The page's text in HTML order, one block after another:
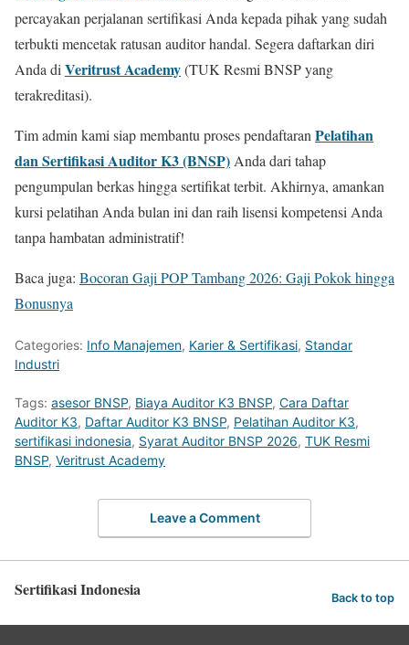
percayakan perjalanan sertifikasi Anda kepada pihak yang sudah
terbukti mencetak ratusan auditor handal. Segera daftarkan diri
Anda di Veritrust Academy(TUK Resmi BNSP yang
terakreditasi).
Tim admin kami siap membantu proses pendaftaran Pelatihan
dan Sertifikasi Auditor K3 (BNSP) Anda dari tahap
pengumpulan berkas hingga sertifikat terbit. Akhirnya, amankan
kursi pelatihan Anda bulan ini dan raih lisensi kompetensi Anda
tanpa hambatan administratif!
Baca juga: Bocoran Gaji POP Tambang 2026: Gaji Pokok hingga
Bonusnya
Categories: Info Manajemen, Karier & Sertifikasi, Standar
Industri
Tags: asesor BNSP, Biaya Auditor K3 BNSP, Cara Daftar
Auditor K3, Daftar Auditor K3 BNSP, Pelatihan Auditor K3,
sertifikasi indonesia, Syarat Auditor BNSP 2026, TUK Resmi
BNSP, Veritrust Academy
Leave a Comment
Sertifikasi Indonesia Back to top